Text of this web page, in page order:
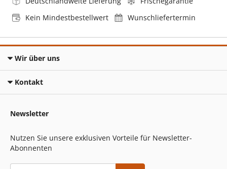
Kein Mindestbestellwert
Wunschliefertermin
Wir über uns
Kontakt
Newsletter
Nutzen Sie unsere exklusiven Vorteile für Newsletter-
Abonnenten